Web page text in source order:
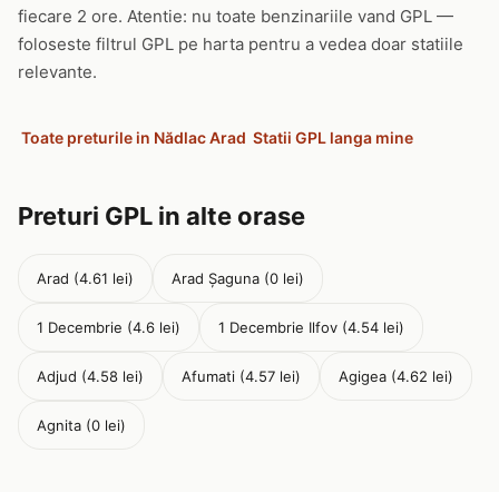
fiecare 2 ore. Atentie: nu toate benzinariile vand GPL —
foloseste filtrul GPL pe harta pentru a vedea doar statiile
relevante.
Toate preturile in Nădlac Arad Statii GPL langa mine
Preturi GPL in alte orase
Arad (4.61 lei) Arad Șaguna (0 lei)
1 Decembrie (4.6 lei) 1 Decembrie Ilfov (4.54 lei)
Adjud (4.58 lei) Afumati (4.57 lei) Agigea (4.62 lei)
Agnita (0 lei)